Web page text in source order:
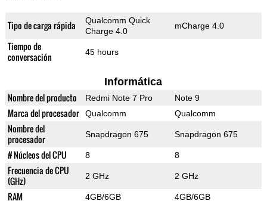
Tipo de carga rápida
Qualcomm Quick
Charge 4.0
mCharge 4.0
Tiempo de
conversación
45 hours
Informática
Nombre del producto Redmi Note 7 Pro Note 9
Marca del procesador Qualcomm Qualcomm
Nombre del
procesador
Snapdragon 675 Snapdragon 675
# Núcleos del CPU 8 8
Frecuencia de CPU
(GHz)
2 GHz 2 GHz
RAM 4GB/6GB 4GB/6GB